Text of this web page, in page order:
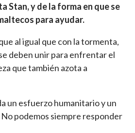
Stan, y de la forma en que se
para ayudar.
al igual que con la tormenta,
deben unir para enfrentar el
que también azota a
un esfuerzo humanitario y un
podemos siempre responder